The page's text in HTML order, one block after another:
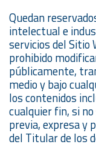
Quedan
intelectual e
servicios del Sitio
prohibido
públicamente,
medio y bajo
los contenidos
cualquier fin, si
previa, expresa y
del Titular de los